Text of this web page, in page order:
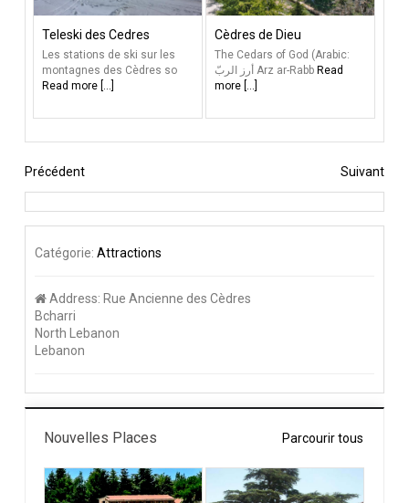
Teleski des Cedres
Les stations de ski sur les
montagnes des Cèdres so
Read more [...]
Cèdres de Dieu
The Cedars of God (Arabic:
أرز الربّ‎‎ Arz ar-Rabb Read
more [...]
Précédent Suivant
Catégorie: Attractions
Address: Rue Ancienne des Cèdres
Bcharri
North Lebanon
Lebanon
Nouvelles Places Parcourir tous